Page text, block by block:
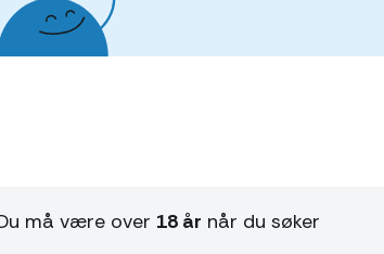
må være over 18 år når du søker